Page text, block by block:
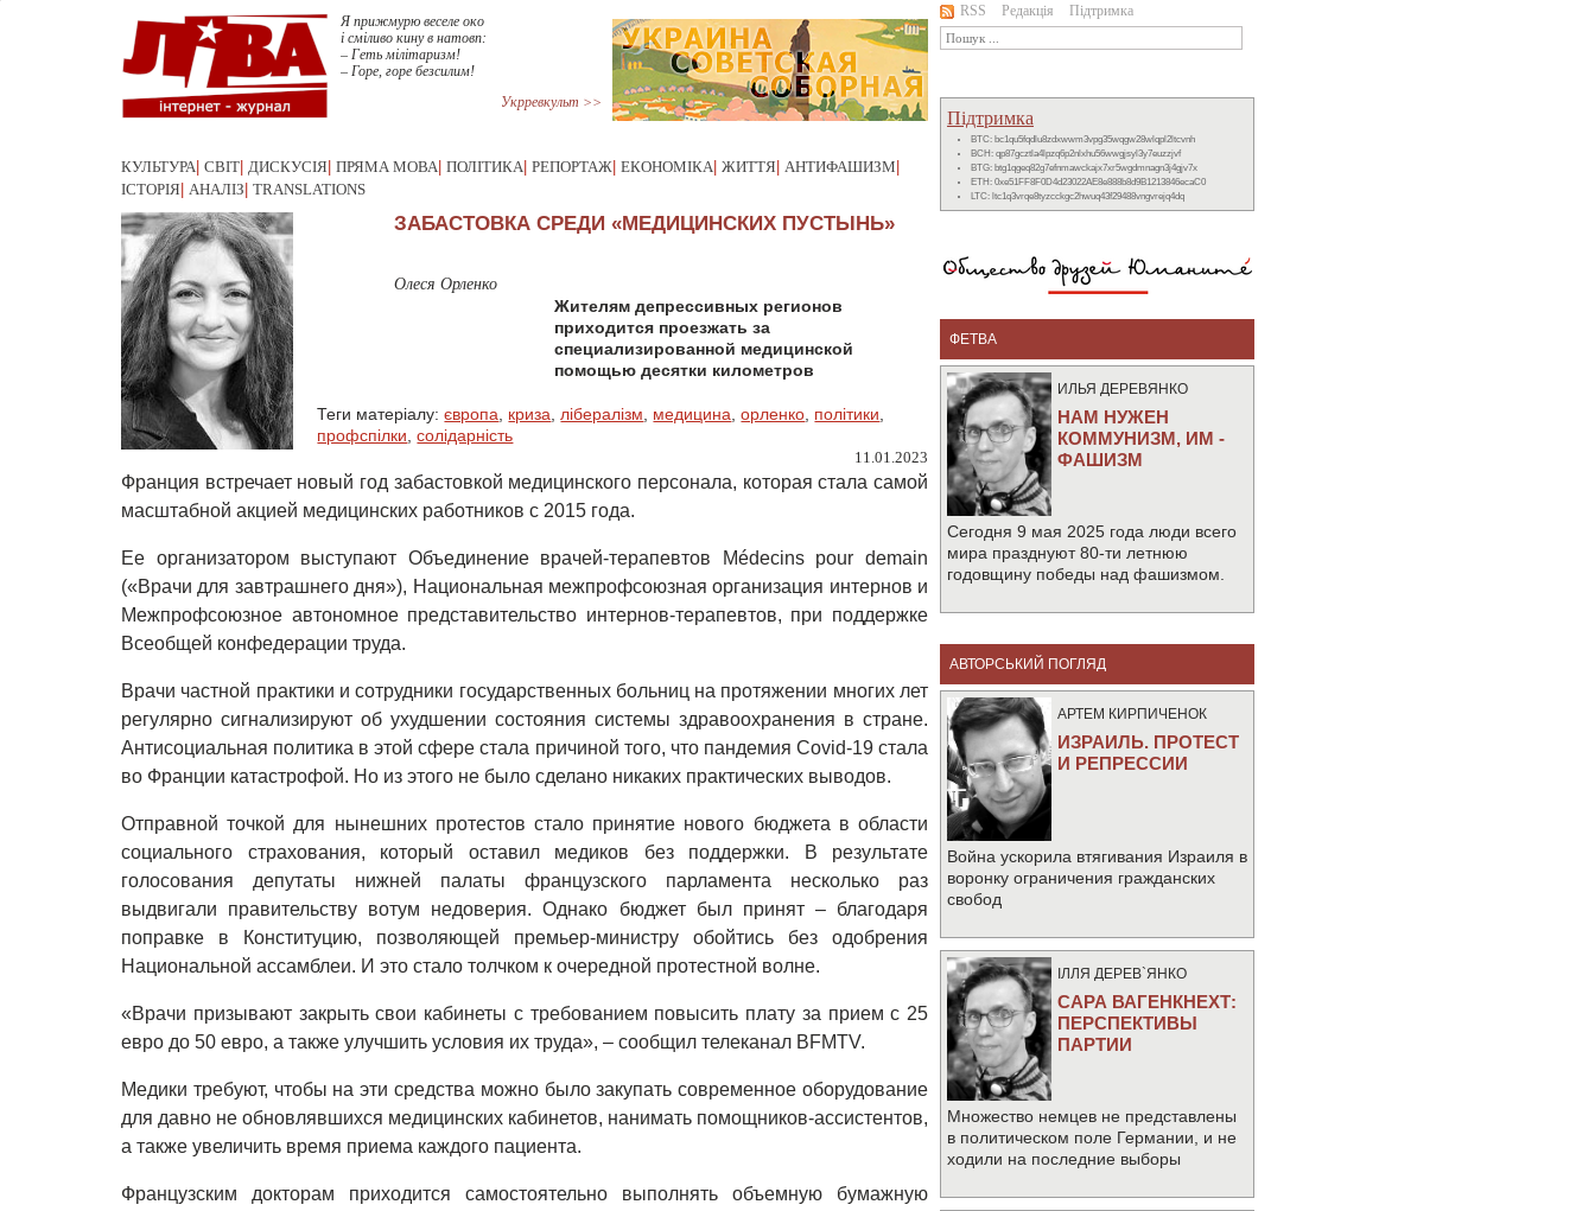
Я прижмурю веселе око
і сміливо кину в натовп:
– Геть мілітаризм!
– Горе, горе безсилим!
Укрревкульт >>
КУЛЬТУРА СВІТ ДИСКУСІЯ ПРЯМА МОВА ПОЛІТИКА РЕПОРТАЖ ЕКОНОМІКА ЖИТТЯ АНТИФАШИЗМ
ІСТОРІЯ АНАЛІЗ TRANSLATIONS
ЗАБАСТОВКА СРЕДИ «МЕДИЦИНСКИХ ПУСТЫНЬ»
Олеся Орленко
Жителям депрессивных регионов
приходится проезжать за
специализированной медицинской
помощью десятки километров
Теги матеріалу:європа криза лібералізм медицина ,орленко політики
профспілки ,солідарність
11.01.2023
Франция встречает новый год забастовкой медицинского персонала, которая стала самой
масштабной акцией медицинских работников с 2015 года.
Ее организатором выступают Объединение врачей-терапевтов Médecins pour demain
(«Врачи для завтрашнего дня»), Национальная межпрофсоюзная организация интернов и
Межпрофсоюзное автономное представительство интернов-терапевтов, при поддержке
Всеобщей конфедерации труда.
Врачи частной практики и сотрудники государственных больниц на протяжении многих лет
регулярно сигнализируют об ухудшении состояния системы здравоохранения в стране.
Антисоциальная политика в этой сфере стала причиной того, что пандемия Covid-19 стала
во Франции катастрофой. Но из этого не было сделано никаких практических выводов.
Отправной точкой для нынешних протестов стало принятие нового бюджета в области
социального страхования, который оставил медиков без поддержки. В результате
голосования депутаты нижней палаты французского парламента несколько раз
выдвигали правительству вотум недоверия. Однако бюджет был принят – благодаря
поправке в Конституцию, позволяющей премьер-министру обойтись без одобрения
Национальной ассамблеи. И это стало толчком к очередной протестной волне.
«Врачи призывают закрыть свои кабинеты с требованием повысить плату за прием с 25
евро до 50 евро, а также улучшить условия их труда», – сообщил телеканал BFMTV.
Медики требуют, чтобы на эти средства можно было закупать современное оборудование
для давно не обновлявшихся медицинских кабинетов, нанимать помощников-ассистентов,
а также увеличить время приема каждого пациента.
Французским докторам приходится самостоятельно выполнять объемную бумажную
RSS Редакція Підтримка
Підтримка
BTC: bc1qu5fqdlu8zdxwwm3vpg35wqgw28wlqpl2ltcvnh
BCH: qp87gcztla4lpzq6p2nlxhu56wwgjsyl3y7euzzjvf
BTG: btg1qgeq82g7efnmawckajx7xr5wgdmnagn3j4gjv7x
ETH: 0xe51FF8F0D4d23022AE8e888b8d9B1213846ecaC0
LTC: ltc1q3vrqe8tyzcckgc2hwuq43f29488vngvrejq4dq
ФЕТВА
ИЛЬЯ ДЕРЕВЯНКО
НАМ НУЖЕН
КОММУНИЗМ, ИМ -
ФАШИЗМ
Сегодня 9 мая 2025 года люди всего
мира празднуют 80-ти летнюю
годовщину победы над фашизмом.
АВТОРСЬКИЙ ПОГЛЯД
АРТЕМ КИРПИЧЕНОК
ИЗРАИЛЬ. ПРОТЕСТ
И РЕПРЕССИИ
Война ускорила втягивания Израиля в
воронку ограничения гражданских
свобод
IЛЛЯ ДЕРЕВ`ЯНКО
САРА ВАГЕНКНЕХТ:
ПЕРСПЕКТИВЫ
ПАРТИИ
Множество немцев не представлены
в политическом поле Германии, и не
ходили на последние выборы